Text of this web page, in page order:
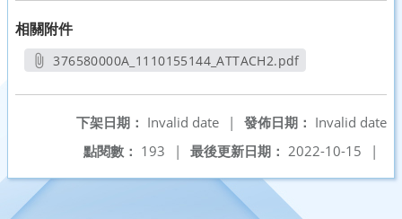
相關附件
376580000A_1110155144_ATTACH2.pdf
發佈日期： Invalid date
下架日期： Invalid date
|
最後更新日期： 2022-10-15 |
點閱數： 193 |